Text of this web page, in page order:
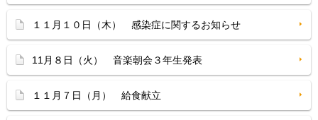
１１月１０日（木） 感染症に関するお知らせ
11月８日（火） 音楽朝会３年生発表
１１月７日（月） 給食献立